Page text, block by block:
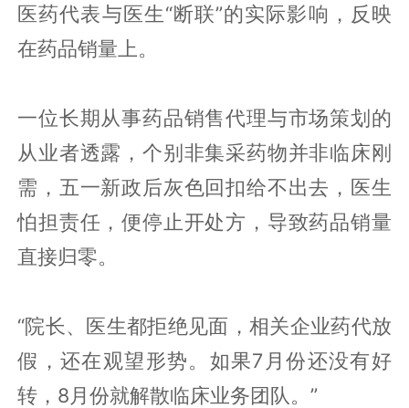
医药代表与医生“断联”的实际影响，反映
在药品销量上。
一位长期从事药品销售代理与市场策划的
从业者透露，个别非集采药物并非临床刚
需，五一新政后灰色回扣给不出去，医生
怕担责任，便停止开处方，导致药品销量
直接归零。
“院长、医生都拒绝见面，相关企业药代放
假，还在观望形势。如果7月份还没有好
转，8月份就解散临床业务团队。”